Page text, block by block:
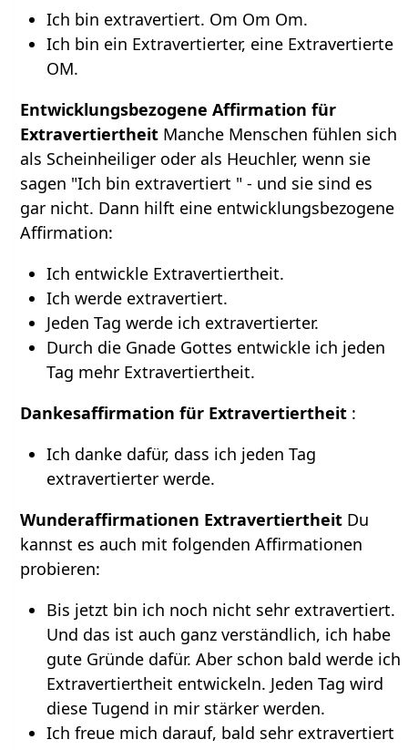
Ich bin extravertiert. Om Om Om.
Ich bin ein Extravertierter, eine Extravertierte
OM.
Entwicklungsbezogene Affirmation für
Extravertiertheit Manche Menschen fühlen sich
als Scheinheiliger oder als Heuchler, wenn sie
sagen "Ich bin extravertiert " - und sie sind es
gar nicht. Dann hilft eine entwicklungsbezogene
Affirmation:
Ich entwickle Extravertiertheit.
Ich werde extravertiert.
Jeden Tag werde ich extravertierter.
Durch die Gnade Gottes entwickle ich jeden
Tag mehr Extravertiertheit.
Dankesaffirmation für Extravertiertheit :
Ich danke dafür, dass ich jeden Tag
extravertierter werde.
Wunderaffirmationen Extravertiertheit Du
kannst es auch mit folgenden Affirmationen
probieren:
Bis jetzt bin ich noch nicht sehr extravertiert.
Und das ist auch ganz verständlich, ich habe
gute Gründe dafür. Aber schon bald werde ich
Extravertiertheit entwickeln. Jeden Tag wird
diese Tugend in mir stärker werden.
Ich freue mich darauf, bald sehr extravertiert